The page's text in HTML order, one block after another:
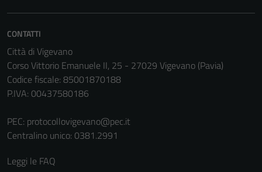
CONTATTI
Città di Vigevano
Corso Vittorio Emanuele II, 25 - 27029 Vigevano (Pavia)
Codice fiscale: 85001870188
P.IVA: 00437580186
PEC: protocollovigevano@pec.it
Centralino unico: 0381.2991
Leggi le FAQ